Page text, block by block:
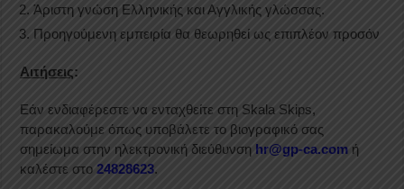
Άριστη γνώση Ελληνικής και Αγγλικής γλώσσας.
Προηγούμενη εμπειρία θα θεωρηθεί ως επιπλέον προσόν
Αιτήσεις:
Εάν ενδιαφέρεστε να ενταχθείτε στη Skala Skips,
παρακαλούμε όπως υποβάλετε το βιογραφικό σας
σημείωμα στην ηλεκτρονική διεύθυνση hr@gp-ca.com ή
καλέστε στο24828623.